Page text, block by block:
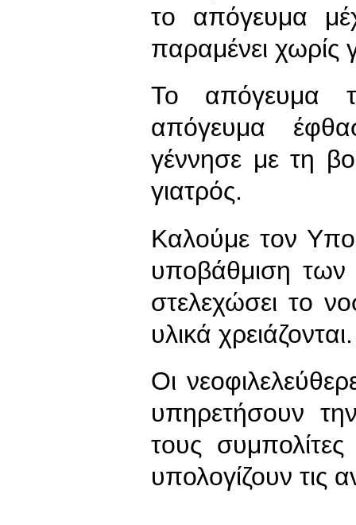
το απόγευμα
παραμένει χωρίς
Το απόγευμα
απόγευμα
γέννησε με τη
γιατρός.
Καλούμε τον
υποβάθμιση των
στελεχώσει το
υλικά χρειάζονται.
Οι
υπηρετήσουν
τους
υπολογίζουν τις